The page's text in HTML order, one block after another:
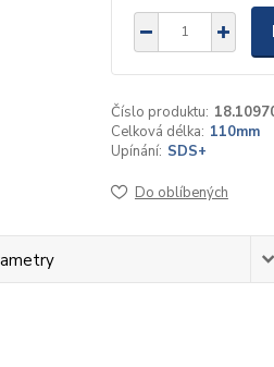
Číslo produktu:
Celková délka: 110mm
Upínání: SDS+
Do oblíbených